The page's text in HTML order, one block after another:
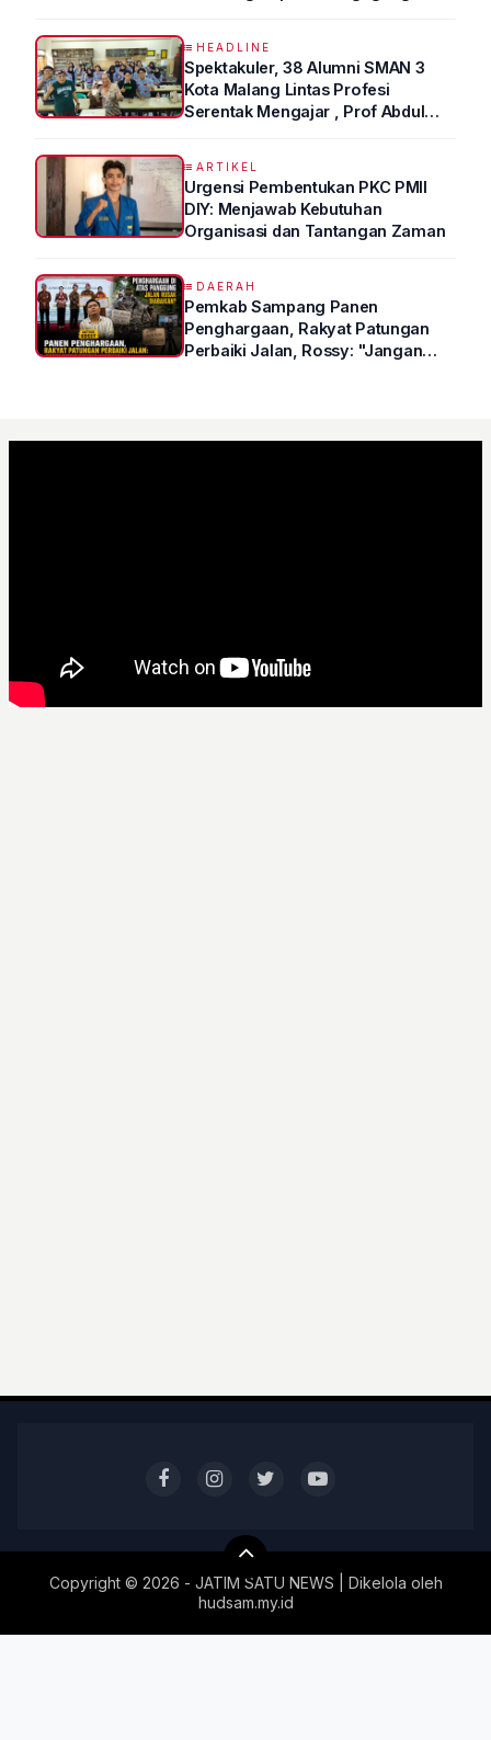
HEADLINE
Spektakuler, 38 Alumni SMAN 3
Kota Malang Lintas Profesi
Serentak Mengajar , Prof Abdul
ARTIKEL
Urgensi Pembentukan PKC PMII
DIY: Menjawab Kebutuhan
Organisasi dan Tantangan Zaman
DAERAH
Pemkab Sampang Panen
Penghargaan, Rakyat Patungan
Perbaiki Jalan, Rossy: "Jangan
Copyright © 2026 - JATIM SATU NEWS | Dikelola oleh
hudsam.my.id